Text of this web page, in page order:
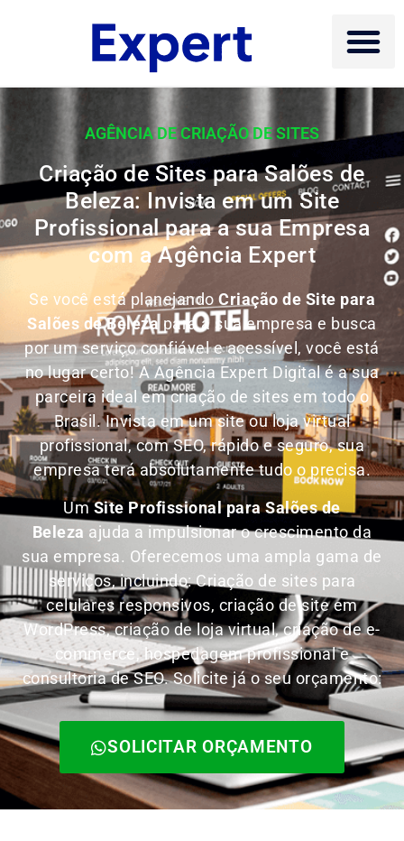
AGÊNCIA DE CRIAÇÃO DE SITES
Criação de Sites para Salões de
Beleza: Invista em um Site
Profissional para a sua Empresa
com a Agência Expert
Se você está planejando Criação de Site para
Salões de Beleza para a sua empresa e busca
por um serviço confiável e acessível, você está
no lugar certo! A Agência Expert Digital é a sua
parceira ideal em criação de sites em todo o
Brasil.Invista em um site ou loja virtual
profissional, com SEO, rápido e seguro, sua
empresa terá absolutamente tudo o precisa.
UmSite Profissional para Salões de
Beleza ajuda a impulsionar o crescimento da
sua empresa. Oferecemos uma ampla gama de
serviços, incluindo: Criação de sites para
celulares responsivos, criação de site em
WordPress, criação de loja virtual, criação de e-
commerce, hospedagem profissional e
consultoria de SEO. Solicite já o seu orçamento:
SOLICITAR ORÇAMENTO